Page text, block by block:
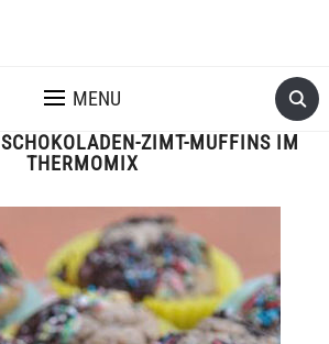
MENU
SCHOKOLADEN-ZIMT-MUFFINS IM
THERMOMIX